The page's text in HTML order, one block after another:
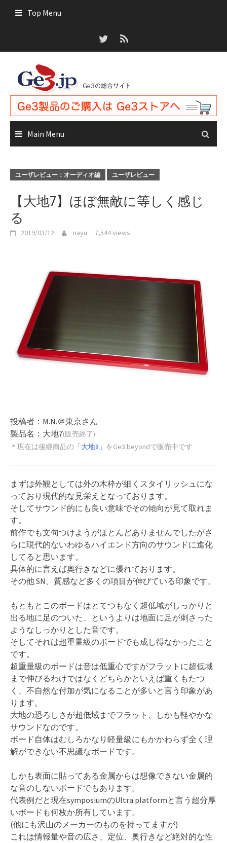
Top Menu
Main Menu
ユーザレビュー：オーディオ編 ユーザレビュー
【大地7】ほぼ無敵に等しく感じ
る
2019/03/12 nayu 7,544 views
投稿者：M.N.＠東京さん
製品名：大地7(販売終了)
＊現在は後継商品の 「大地8」 をGe3 beyondで販売中です
まずは外観としては外の木枠が細くスタイリッシュにな
っており現代的な見栄えとなっております。
そしてサウンド的にも良い意味でその傾向が見て取れま
す。
前作でも文句つけようがほとんどありませんでしたがさ
らに現代的ないわゆるハイエンド方向のサウンドに進化
してると思います。
具体的に言えば奥行きなどに優れております。
その他 SN、質感など多くの項目が伸びている印象です。
もともとこのボードはとてつもなく超低域がしっかりと
出る地に足のついた、というよりは地面に足が刺さった
ようなしっかりとした音です。
そしてそれは超重量級のボードでも成し得なかったこと
です。
超重量級のボードは音は低重心ですがフラットに超低域
まで伸びるわけではなくどちらかといえば重くもたつ
く、不自然な付加が気になることが多いと言う印象があ
ります。
大地の恐ろしさが超低域までフラット、しかも軽やかな
サウンドなのです。
ボード自体はむしろかなり軽量級にもかかわらず全く理
解ができない不思議なボードです。
しかも表面に貼ってある金属からは想像できない金属的
な音のしないボードでもあります。
代表例だと現在symposiumのUltra platformと言う超分厚
いボードも何枚か所有しています。
(他にも沢山のメーカーのものを持ってますが)
これは情報量や音の広さ、定位、奥行きなど絶対的な性